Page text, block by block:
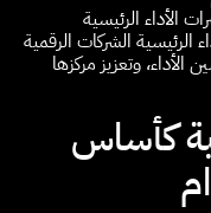
الأداء الرئيسية
الرئيسية الشركات الرقمية
وتعزيز مركزها
كأساس